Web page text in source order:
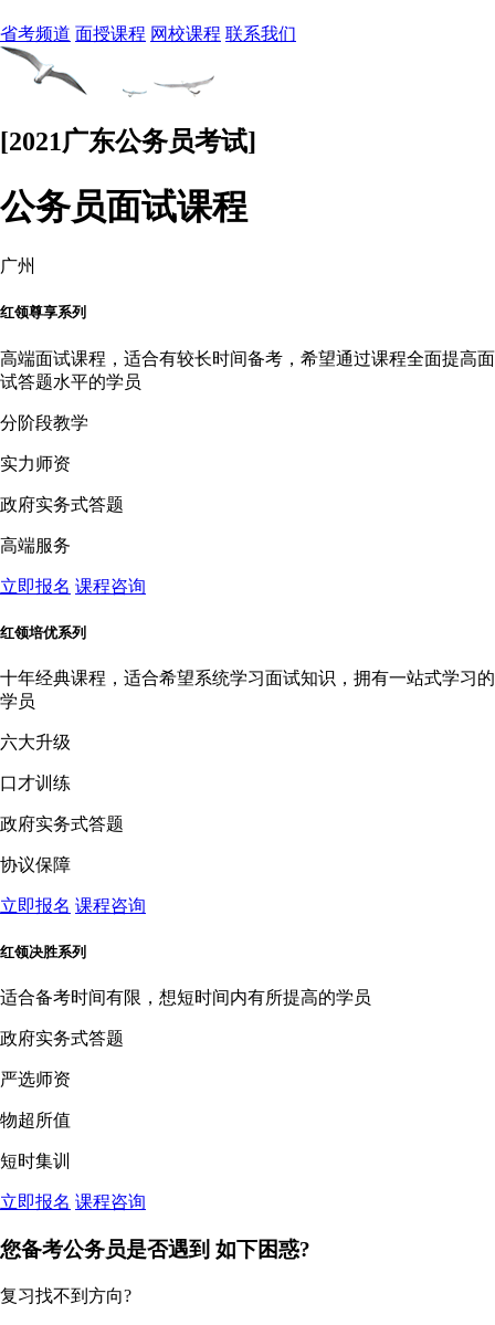
省考频道 面授课程 网校课程 联系我们
[2021广东公务员考试]
公务员面试课程
广州
红领尊享系列
高端面试课程，适合有较长时间备考，希望通过课程全面提高面
试答题水平的学员
分阶段教学
实力师资
政府实务式答题
高端服务
立即报名 课程咨询
红领培优系列
十年经典课程，适合希望系统学习面试知识，拥有一站式学习的
学员
六大升级
口才训练
政府实务式答题
协议保障
立即报名 课程咨询
红领决胜系列
适合备考时间有限，想短时间内有所提高的学员
政府实务式答题
严选师资
物超所值
短时集训
立即报名 课程咨询
您备考公务员是否遇到 如下困惑?
复习找不到方向?